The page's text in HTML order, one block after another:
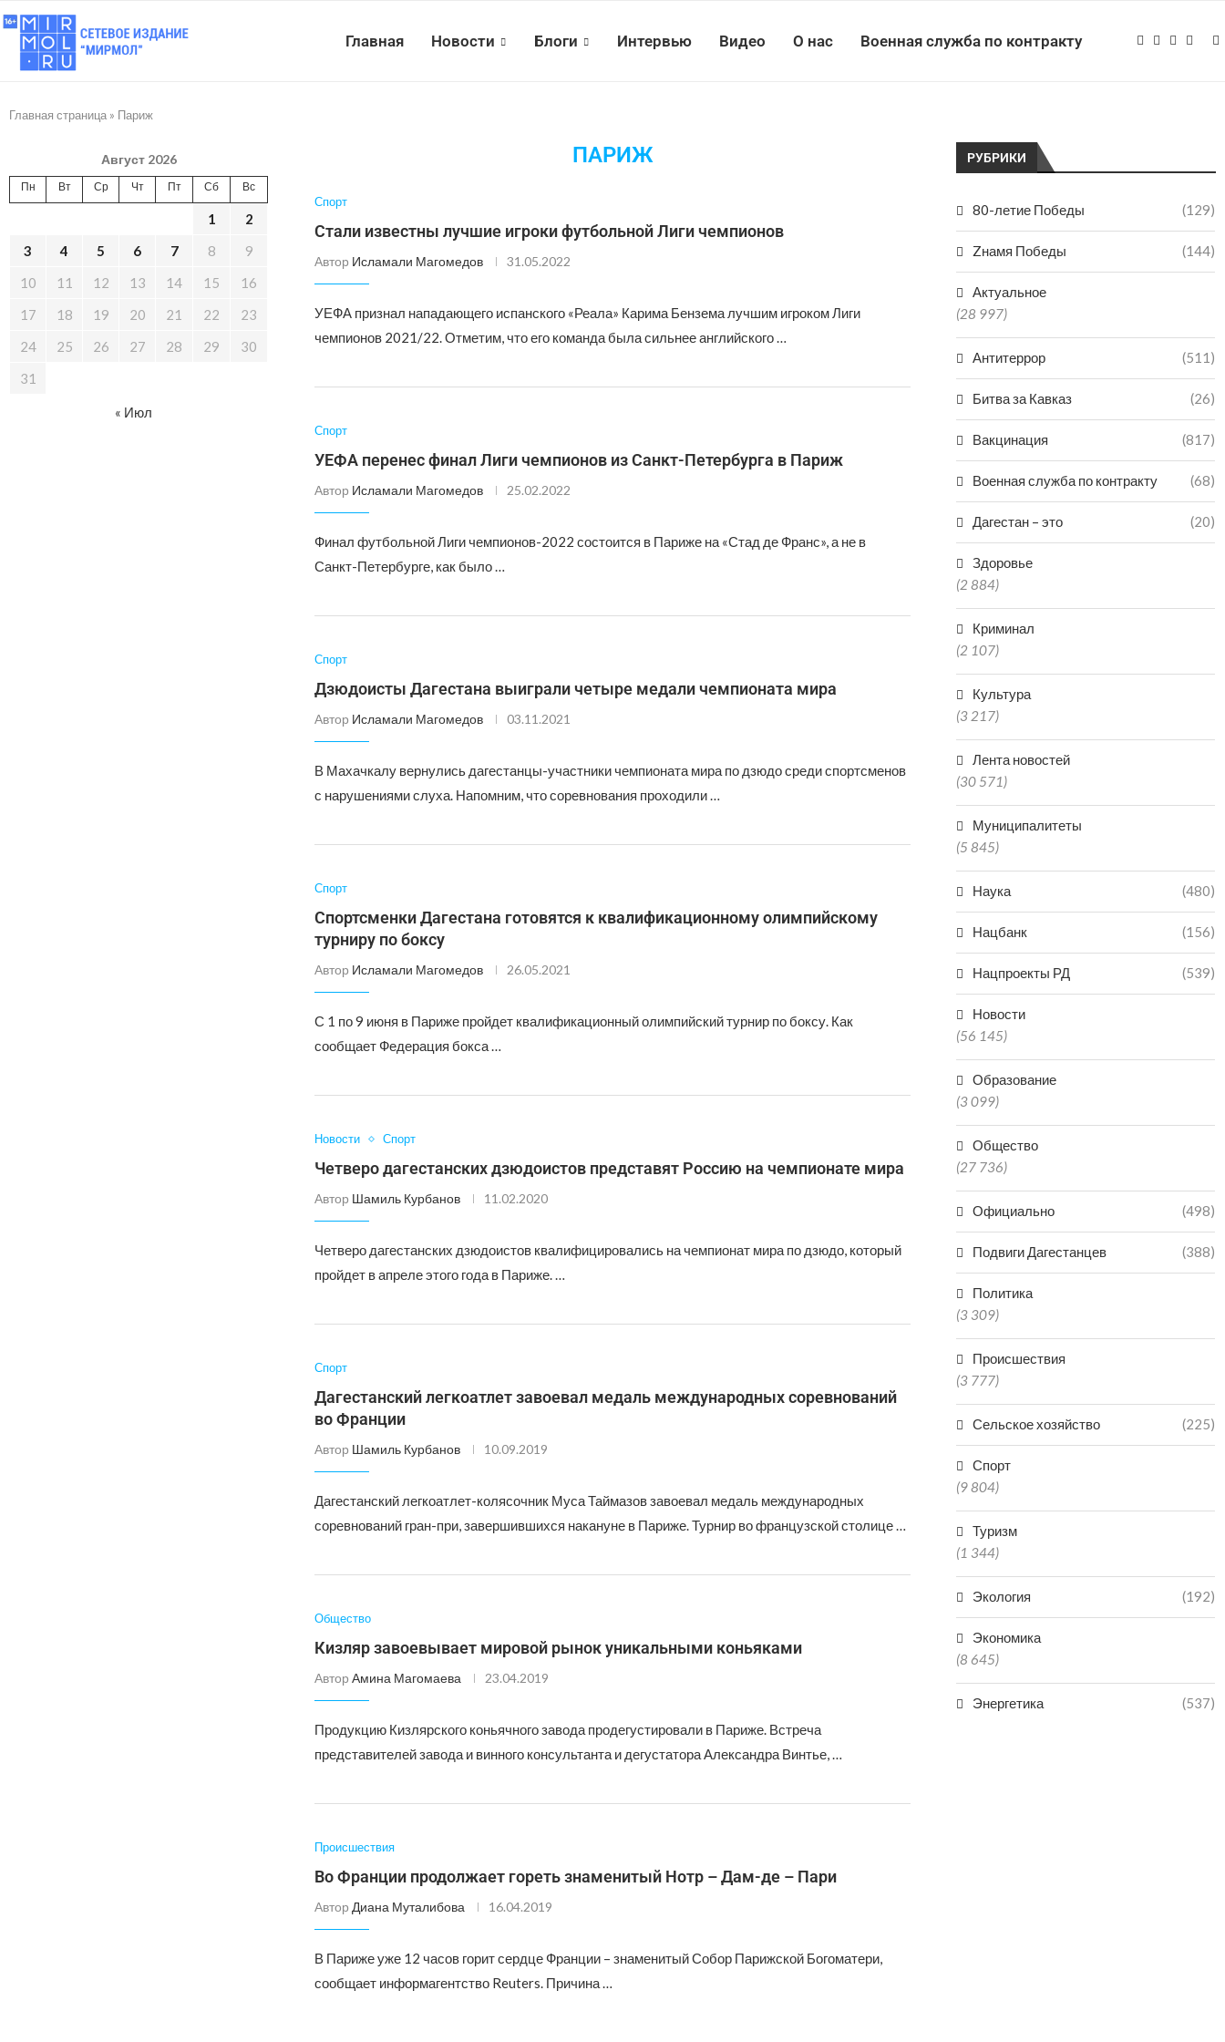
Главная Новости Блоги Интервью Видео О нас Военная служба по контракту
Главная страница » Париж
ПАРИЖ
Спорт
Стали известны лучшие игроки футбольной Лиги чемпионов
Автор Исламали Магомедов 31.05.2022
УЕФА признал нападающего испанского «Реала» Карима Бензема лучшим игроком Лиги
чемпионов 2021/22. Отметим, что его команда была сильнее английского …
Спорт
УЕФА перенес финал Лиги чемпионов из Санкт-Петербурга в Париж
Автор Исламали Магомедов 25.02.2022
Финал футбольной Лиги чемпионов-2022 состоится в Париже на «Стад де Франс», а не в
Санкт-Петербурге, как было …
Спорт
Дзюдоисты Дагестана выиграли четыре медали чемпионата мира
Автор Исламали Магомедов 03.11.2021
В Махачкалу вернулись дагестанцы-участники чемпионата мира по дзюдо среди спортсменов
с нарушениями слуха. Напомним, что соревнования проходили …
Спорт
Спортсменки Дагестана готовятся к квалификационному олимпийскому
турниру по боксу
Автор Исламали Магомедов 26.05.2021
С 1 по 9 июня в Париже пройдет квалификационный олимпийский турнир по боксу. Как
сообщает Федерация бокса …
Новости Спорт
Четверо дагестанских дзюдоистов представят Россию на чемпионате мира
Автор Шамиль Курбанов 11.02.2020
Четверо дагестанских дзюдоистов квалифицировались на чемпионат мира по дзюдо, который
пройдет в апреле этого года в Париже. …
Спорт
Дагестанский легкоатлет завоевал медаль международных соревнований
во Франции
Автор Шамиль Курбанов 10.09.2019
Дагестанский легкоатлет-колясочник Муса Таймазов завоевал медаль международных
соревнований гран-при, завершившихся накануне в Париже. Турнир во французской столице …
Общество
Кизляр завоевывает мировой рынок уникальными коньяками
Автор Амина Магомаева 23.04.2019
Продукцию Кизлярского коньячного завода продегустировали в Париже. Встреча
представителей завода и винного консультанта и дегустатора Александра Винтье, …
Происшествия
Во Франции продолжает гореть знаменитый Нотр – Дам-де – Пари
Автор Диана Муталибова 16.04.2019
В Париже уже 12 часов горит сердце Франции – знаменитый Собор Парижской Богоматери,
сообщает информагентство Reuters. Причина …
РУБРИКИ
80-летие Победы (129)
Zнамя Победы (144)
Актуальное
(28 997)
Антитеррор (511)
Битва за Кавказ (26)
Вакцинация (817)
Военная служба по контракту (68)
Дагестан – это (20)
Здоровье
(2 884)
Криминал
(2 107)
Культура
(3 217)
Лента новостей
(30 571)
Муниципалитеты
(5 845)
Наука (480)
Нацбанк (156)
Нацпроекты РД (539)
Новости
(56 145)
Образование
(3 099)
Общество
(27 736)
Официально (498)
Подвиги Дагестанцев (388)
Политика
(3 309)
Происшествия
(3 777)
Сельское хозяйство (225)
Спорт
(9 804)
Туризм
(1 344)
Экология (192)
Экономика
(8 645)
Энергетика (537)
Август 2026
Пн Вт Ср Чт Пт Сб Вс
1
2
3
4 5 6 7 8
9
10
11 12 13 14 15
16
17
18 19 20 21 22
23
24
25 26 27 28 29
30
31
« Июл